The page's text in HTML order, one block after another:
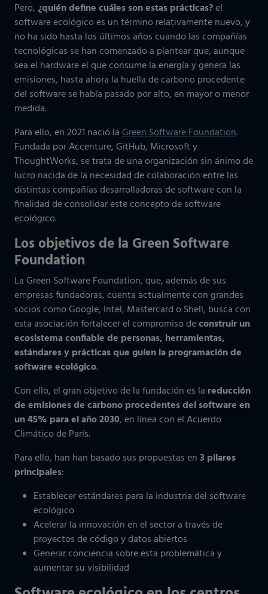
Pero, ¿quién define cuáles son estas prácticas?el
software ecológico es un término relativamente nuevo, y
no ha sido hasta los últimos años cuando las compañías
tecnológicas se han comenzado a plantear que, aunque
sea el hardware el que consume la energía y genera las
emisiones, hasta ahora la huella de carbono procedente
del software se había pasado por alto, en mayor o menor
medida.
Para ello, en 2021 nació laGreen Software Foundation.
Fundada por Accenture, GitHub, Microsoft y
ThoughtWorks, se trata de una organización sin ánimo de
lucro nacida de la necesidad de colaboración entre las
distintas compañías desarrolladoras de software con la
finalidad de consolidar este concepto de software
ecológico.
Los objetivos de la Green Software
Foundation
La Green Software Foundation, que, además de sus
empresas fundadoras, cuenta actualmente con grandes
socios como Google, Intel, Mastercard o Shell, busca con
esta asociación fortalecer el compromiso deconstruir un
ecosistema confiable de personas, herramientas,
estándares y prácticas que guíen la programación de
software ecológico.
Con ello, el gran objetivo de la fundación es la reducción
de emisiones de carbono procedentes del software en
un 45% para el año 2030, en línea con el Acuerdo
Climático de París.
Para ello, han han basado sus propuestas en3 pilares
principales:
Establecer estándares para la industria del software
ecológico
Acelerar la innovación en el sector a través de
proyectos de código y datos abiertos
Generar conciencia sobre esta problemática y
aumentar su visibilidad